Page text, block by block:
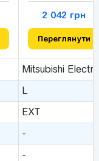
2 042 грн
Переглянути
Mitsubishi
L
EXT
-
-